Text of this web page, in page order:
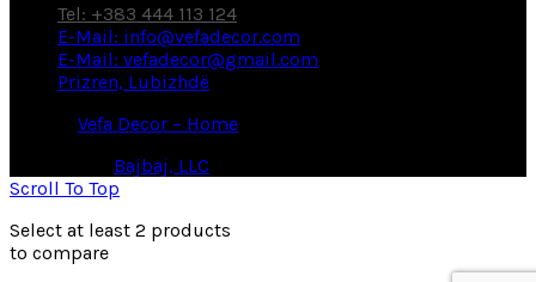
Tel: +383 444 113 124
E-Mail: info@vefadecor.com
E-Mail: vefadecor@gmail.com
Prizren, Lubizhdë
Vefa Decor – Home
Bajbaj, LLC
Scroll To Top
Select at least 2 products
to compare